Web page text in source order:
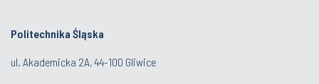
Politechnika Śląska
ul. Akademicka 2A, 44-100 Gliwice